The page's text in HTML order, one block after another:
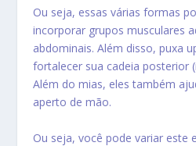
Ou seja, essas várias formas
incorporar grupos musculares
abdominais. Além disso, puxa
fortalecer sua cadeia posterior
Além do mias, eles também
aperto de mão.
Ou seja, você pode variar este